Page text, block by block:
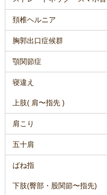
頚椎ヘルニア
胸郭出口症候群
顎関節症
寝違え
上肢( 肩〜指先 )
肩こり
五十肩
ばね指
下肢(臀部・股関節〜指先)